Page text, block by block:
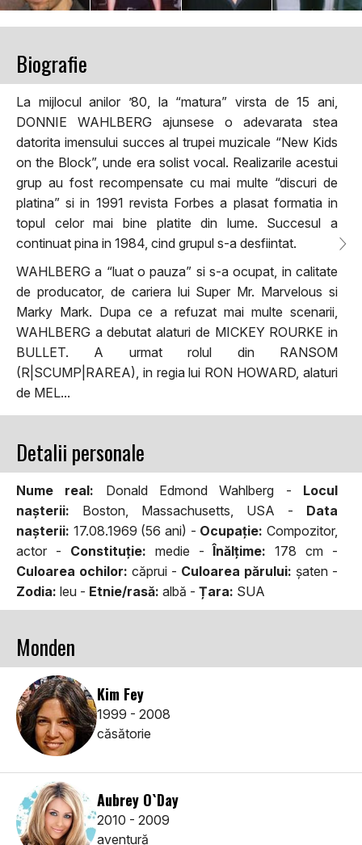
Biografie
La mijlocul anilor ’80, la “matura” virsta de 15 ani,
DONNIE WAHLBERG ajunsese o adevarata stea
datorita imensului succes al trupei muzicale “New Kids
on the Block”, unde era solist vocal. Realizarile acestui
grup au fost recompensate cu mai multe “discuri de
platina” si in 1991 revista Forbes a plasat formatia in
topul celor mai bine platite din lume. Succesul a
continuat pina in 1984, cind grupul s-a desfiintat.
WAHLBERG a “luat o pauza” si s-a ocupat, in calitate
de producator, de cariera lui Super Mr. Marvelous si
Marky Mark. Dupa ce a refuzat mai multe scenarii,
WAHLBERG a debutat alaturi de MICKEY ROURKE in
BULLET. A urmat rolul din RANSOM
(R|SCUMP|RAREA), in regia lui RON HOWARD, alaturi
de MEL...
Detalii personale
Nume real: Donald Edmond Wahlberg - Locul
naşterii: Boston, Massachusetts, USA - Data
naşterii: 17.08.1969 (56 ani) - Ocupaţie: Compozitor,
actor - Constituţie: medie -Înălţime: 178 cm -
Culoarea ochilor: căprui - Culoarea părului: şaten -
Zodia: leu - Etnie/rasă: albă - Țara: SUA
Monden
Kim Fey
1999 - 2008
căsătorie
Aubrey O`Day
2010 - 2009
aventură